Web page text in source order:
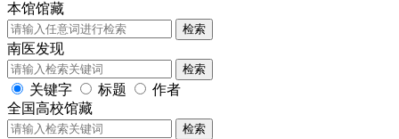
本馆馆藏
检索
南医发现
检索
关键字 标题
作者
全国高校馆藏
检索